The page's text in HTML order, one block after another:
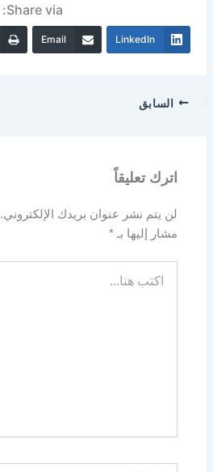
Share via:
LinkedIn
Email
السابق
اترك تعليقاً
لن يتم نشر عنوان بريدك الإلكتروني.
مشار إليها بـ*
هنا...